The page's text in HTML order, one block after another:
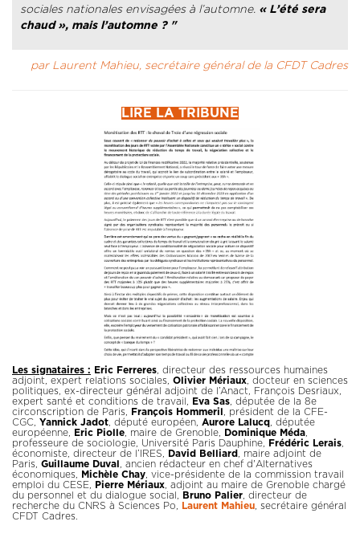
sociales nationales envisagées à l’automne. « L’été sera
chaud », mais l’automne ? "
par Laurent Mahieu, secrétaire général de la CFDT Cadres
LIRE LA TRIBUNE
Les signataires : Eric Ferreres , directeur des ressources humaines
adjoint, expert relations sociales, Olivier Mériaux , docteur en sciences
politiques, ex-directeur général adjoint de l’Anact, François Desriaux,
expert santé et conditions de travail,
Eva Sas , députée de la 8e
circonscription de Paris,
François Hommeril
, président de la CFE-
CGC, Yannick Jadot , député européen, Aurore Lalucq , députée
européenne,
Eric Piolle , maire de Grenoble, Dominique Méda
professeure de sociologie, Université Paris Dauphine,
Frédéric Lerais
économiste, directeur de l’IRES,
David Belliard
, maire adjoint de
Paris, Guillaume Duval
, ancien rédacteur en chef d'Alternatives
économiques,
Michèle Chay , vice-présidente de la commission travail
emploi du CESE,
Pierre Mériaux , adjoint au maire de Grenoble chargé
du personnel et du dialogue social,
Bruno Palier , directeur de
recherche du CNRS à Sciences Po,
Laurent Mahieu , secrétaire général
CFDT Cadres.